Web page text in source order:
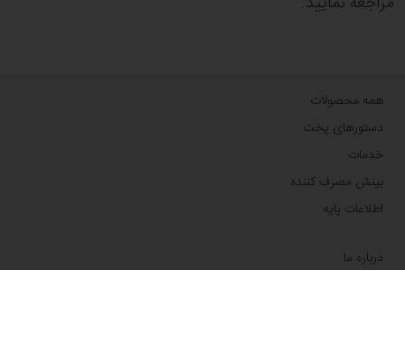
همه محصولات
دستورهای پخت
خدمات
بینش مصرف کننده
اطلاعات پایه
درباره ما